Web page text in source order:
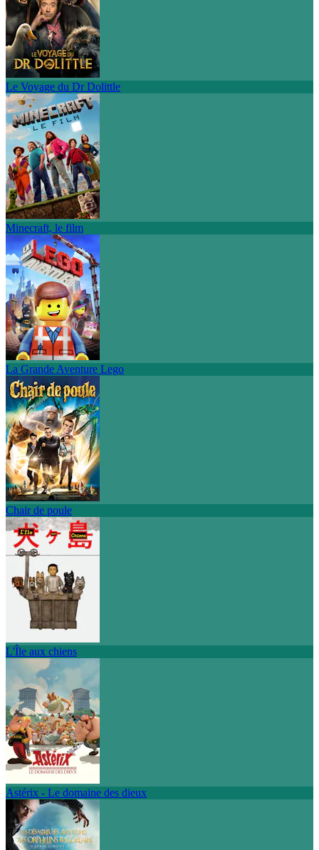
Le Voyage du Dr Dolittle
Minecraft, le film
La Grande Aventure Lego
Chair de poule
L'Île aux chiens
Astérix - Le domaine des dieux